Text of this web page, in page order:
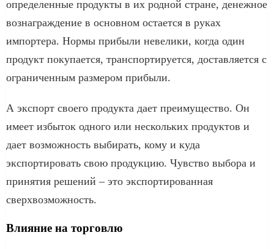
определенные продукты в их родной стране, денежное
вознаграждение в основном остается в руках
импортера. Нормы прибыли невелики, когда один
продукт покупается, транспортируется, доставляется с
ограниченным размером прибыли.
А экспорт своего продукта дает преимущество. Он
имеет избыток одного или нескольких продуктов и
дает возможность выбирать, кому и куда
экспортировать свою продукцию. Чувство выбора и
принятия решений – это экспортированная
сверхвозможность.
Влияние на торговлю